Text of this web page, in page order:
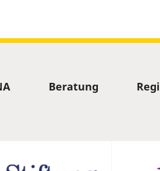
Beratung